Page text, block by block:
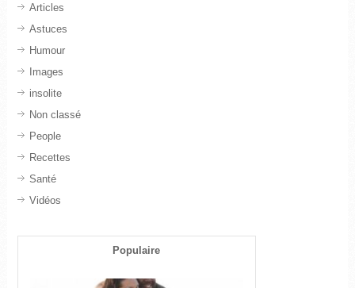
Articles
Astuces
Humour
Images
insolite
Non classé
People
Recettes
Santé
Vidéos
Populaire